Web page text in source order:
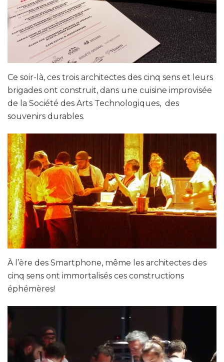
Ce soir-là, ces trois architectes des cinq sens et leurs
brigades ont construit, dans une cuisine improvisée
de la Société des Arts Technologiques, des
souvenirs durables.
À l’ère des Smartphone, même les architectes des
cinq sens ont immortalisés ces constructions
éphémères!